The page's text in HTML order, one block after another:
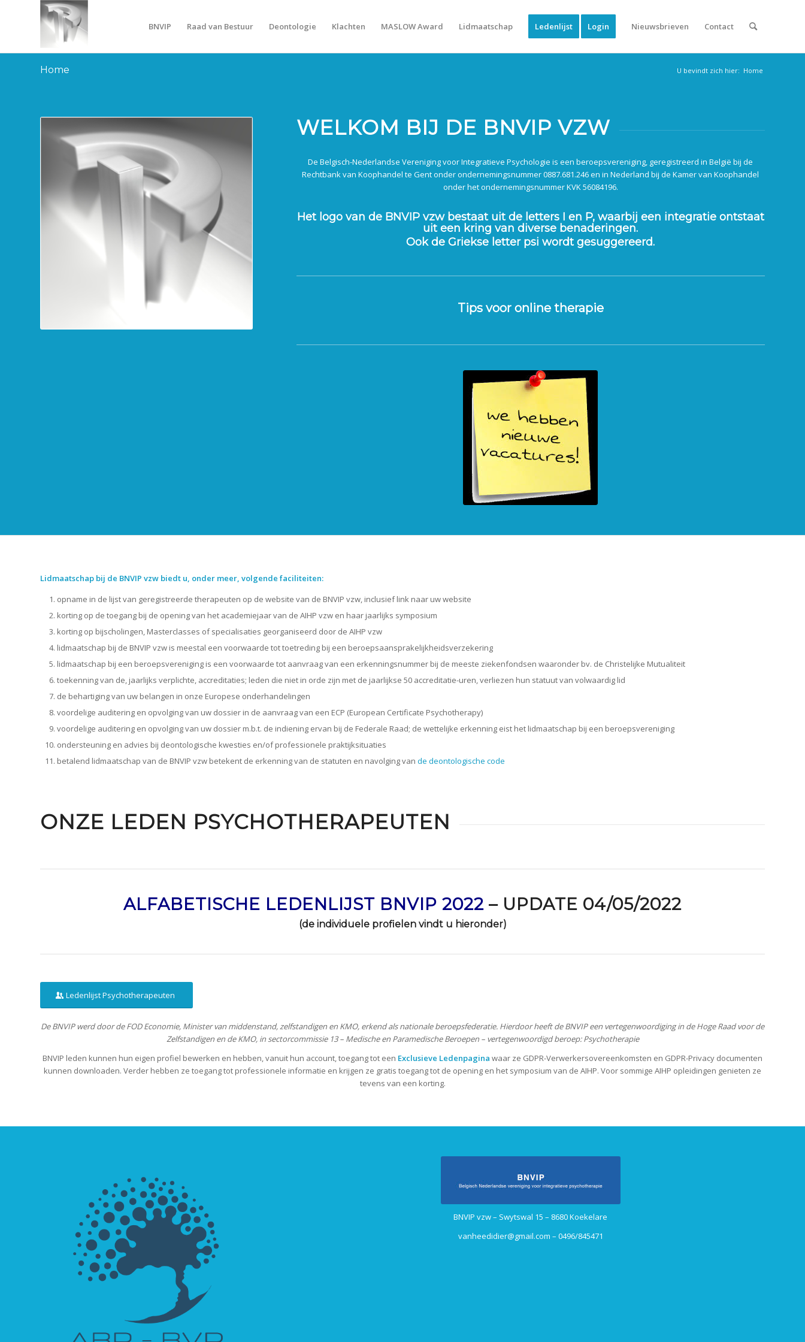
BNVIP Raad van Bestuur Deontologie Klachten MASLOW Award Lidmaatschap Ledenlijst Login Nieuwsbrieven Contact
Home U bevindt zich hier: Home
WELKOM BIJ DE BNVIP VZW
De Belgisch-Nederlandse Vereniging voor Integratieve Psychologie is een beroepsvereniging, geregistreerd in België bij de
Rechtbank van Koophandel te Gent onder ondernemingsnummer 0887.681.246 en in Nederland bij de Kamer van Koophandel
onder het ondernemingsnummer KVK 56084196.
Het logo van de BNVIP vzw bestaat uit de letters I en P, waarbij een integratie ontstaat
uit een kring van diverse benaderingen.
Ook de Griekse letter psi wordt gesuggereerd.
Tips voor online therapie
Lidmaatschap bij de BNVIP vzw biedt u, onder meer, volgende faciliteiten:
opname in de lijst van geregistreerde therapeuten op de website van de BNVIP vzw, inclusief link naar uw website
korting op de toegang bij de opening van het academiejaar van de AIHP vzw en haar jaarlijks symposium
korting op bijscholingen, Masterclasses of specialisaties georganiseerd door de AIHP vzw
lidmaatschap bij de BNVIP vzw is meestal een voorwaarde tot toetreding bij een beroepsaansprakelijkheidsverzekering
lidmaatschap bij een beroepsvereniging is een voorwaarde tot aanvraag van een erkenningsnummer bij de meeste ziekenfondsen waaronder bv. de Christelijke Mutualiteit
toekenning van de, jaarlijks verplichte, accreditaties; leden die niet in orde zijn met de jaarlijkse 50 accreditatie-uren, verliezen hun statuut van volwaardig lid
de behartiging van uw belangen in onze Europese onderhandelingen
voordelige auditering en opvolging van uw dossier in de aanvraag van een ECP (European Certificate Psychotherapy)
voordelige auditering en opvolging van uw dossier m.b.t. de indiening ervan bij de Federale Raad; de wettelijke erkenning eist het lidmaatschap bij een beroepsvereniging
ondersteuning en advies bij deontologische kwesties en/of professionele praktijksituaties
betalend lidmaatschap van de BNVIP vzw betekent de erkenning van de statuten en navolging van de deontologische code
ONZE LEDEN PSYCHOTHERAPEUTEN
ALFABETISCHE LEDENLIJST BNVIP 2022 – UPDATE 04/05/2022
(de individuele profielen vindt u hieronder)
Ledenlijst Psychotherapeuten
De BNVIP werd door de FOD Economie, Minister van middenstand, zelfstandigen en KMO, erkend als nationale beroepsfederatie. Hierdoor heeft de BNVIP een vertegenwoordiging in de Hoge Raad voor de
Zelfstandigen en de KMO, in sectorcommissie 13 – Medische en Paramedische Beroepen – vertegenwoordigd beroep: Psychotherapie
BNVIP leden kunnen hun eigen profiel bewerken en hebben, vanuit hun account, toegang tot een Exclusieve Ledenpagina waar ze GDPR-Verwerkersovereenkomsten en GDPR-Privacy documenten
kunnen downloaden. Verder hebben ze toegang tot professionele informatie en krijgen ze gratis toegang tot de opening en het symposium van de AIHP. Voor sommige AIHP opleidingen genieten ze
tevens van een korting.
BNVIP vzw – Swytswal 15 – 8680 Koekelare
vanheedidier@gmail.com – 0496/845471